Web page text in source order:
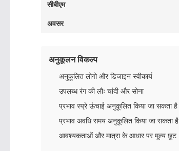
सीबीएम
अवसर
अनुकूलन विकल्प
अनुकूलित लोगो और डिजाइन स्वीकार्य
उपलब्ध रंग की लौः चांदी और सोना
प्रभाव स्प्रे ऊंचाई अनुकूलित किया जा सकता है
प्रभाव अवधि समय अनुकूलित किया जा सकता है
आवश्यकताओं और मात्रा के आधार पर मूल्य छूट